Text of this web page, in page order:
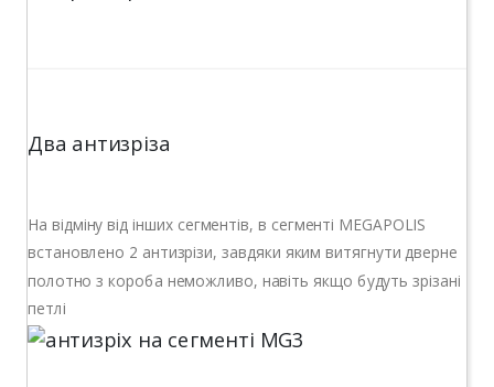
Два антизріза
На відміну від інших сегментів, в сегменті MEGAPOLIS
встановлено 2 антизрізи, завдяки яким витягнути дверне
полотно з короба неможливо, навіть якщо будуть зрізані
петлі